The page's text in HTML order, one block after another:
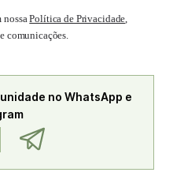
nossaPolítica de Privacidade,
comunicações.
no WhatsApp e